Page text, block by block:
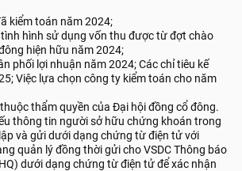
kiểm toán năm 2024;
hình sử dụng vốn thu được từ đợt chào
hiện hữu năm 2024;
phối lợi nhuận năm 2024; Các chỉ tiêu kế
Việc lựa chọn công ty kiểm toán cho năm
thẩm quyền của Đại hội đồng cổ đông.
thông tin người sở hữu chứng khoán trong
và gửi dưới dạng chứng từ điện tử với
quản lý đồng thời gửi cho VSDC Thông báo
dưới dạng chứng từ điện tử để xác nhận